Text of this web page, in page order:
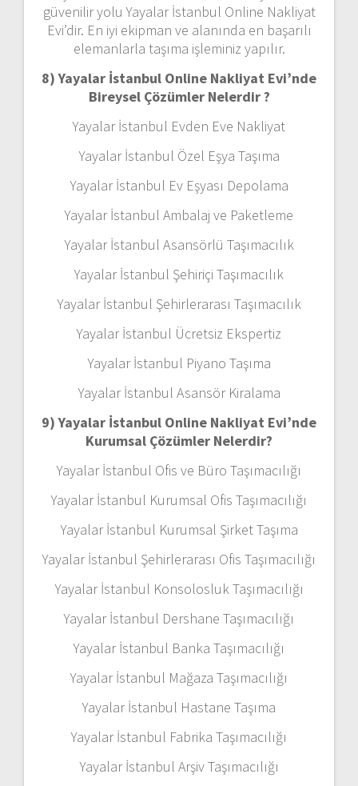
güvenilir yolu Yayalar İstanbul Online Nakliyat
Evi’dir. En iyi ekipman ve alanında en başarılı
elemanlarla taşıma işleminiz yapılır.
8) Yayalar İstanbul Online Nakliyat Evi’nde
Bireysel Çözümler Nelerdir ?
Yayalar İstanbul Evden Eve Nakliyat
Yayalar İstanbul Özel Eşya Taşıma
Yayalar İstanbul Ev Eşyası Depolama
Yayalar İstanbul Ambalaj ve Paketleme
Yayalar İstanbul Asansörlü Taşımacılık
Yayalar İstanbul Şehiriçi Taşımacılık
Yayalar İstanbul Şehirlerarası Taşımacılık
Yayalar İstanbul Ücretsiz Ekspertiz
Yayalar İstanbul Piyano Taşıma
Yayalar İstanbul Asansör Kiralama
9) Yayalar İstanbul Online Nakliyat Evi’nde
Kurumsal Çözümler Nelerdir?
Yayalar İstanbul Ofis ve Büro Taşımacılığı
Yayalar İstanbul Kurumsal Ofis Taşımacılığı
Yayalar İstanbul Kurumsal Şirket Taşıma
Yayalar İstanbul Şehirlerarası Ofis Taşımacılığı
Yayalar İstanbul Konsolosluk Taşımacılığı
Yayalar İstanbul Dershane Taşımacılığı
Yayalar İstanbul Banka Taşımacılığı
Yayalar İstanbul Mağaza Taşımacılığı
Yayalar İstanbul Hastane Taşıma
Yayalar İstanbul Fabrika Taşımacılığı
Yayalar İstanbul Arşiv Taşımacılığı